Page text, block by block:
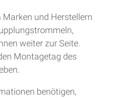
und Herstellern
weiter zur Seite.
Montagetag des
benötigen,